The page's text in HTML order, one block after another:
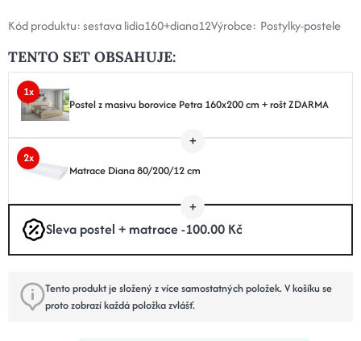
Kód produktu: sestava lidia160+diana12Výrobce: Postylky-postele
TENTO SET OBSAHUJE:
1x
Postel z masivu borovice Petra 160x200 cm + rošt ZDARMA
2x
Matrace Diana 80/200/12 cm
Sleva postel + matrace -100.00 Kč
Tento produkt je složený z více samostatných položek. V košíku se
proto zobrazí každá položka zvlášť.